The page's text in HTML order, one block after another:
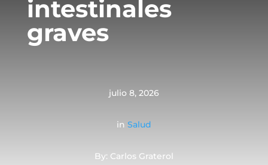
intestinales
graves
julio 8, 2026
in Salud
By: Carlos Graterol